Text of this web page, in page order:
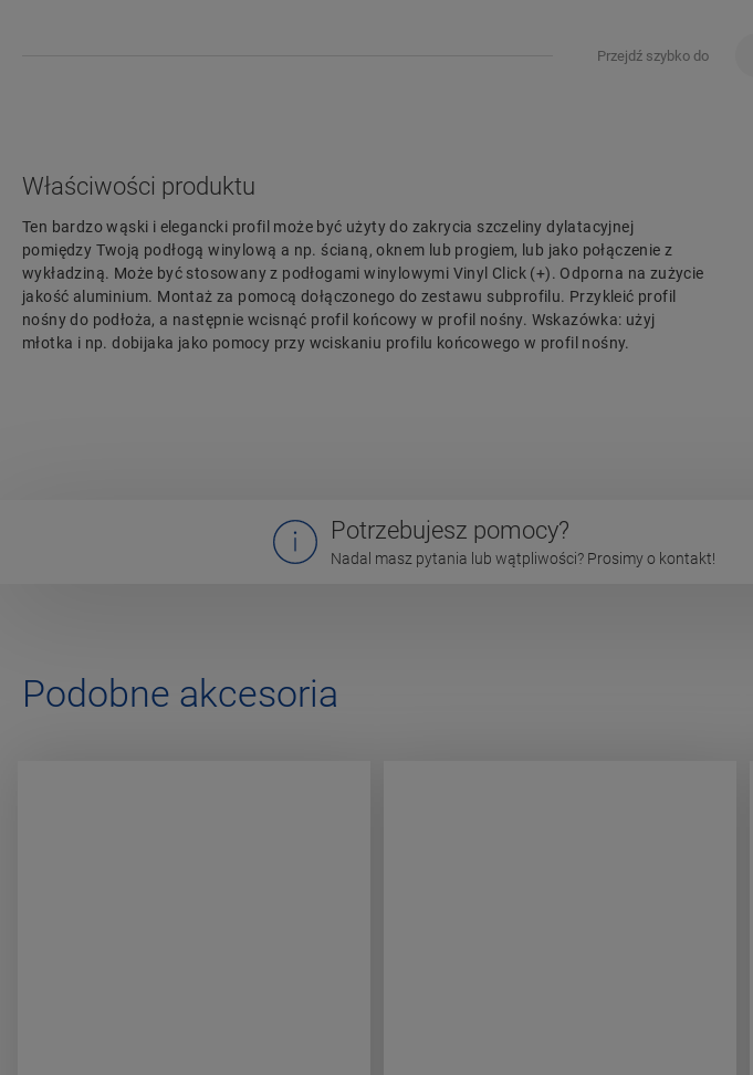
Przejdź szybko do
Właściwości produktu
Ten bardzo wąski i elegancki profil może być użyty do zakrycia szczeliny dylatacyjnej
pomiędzy Twoją podłogą winylową a np. ścianą, oknem lub progiem, lub jako połączenie z
wykładziną. Może być stosowany z podłogami winylowymi Vinyl Click (+). Odporna na zużycie
jakość aluminium. Montaż za pomocą dołączonego do zestawu subprofilu. Przykleić profil
nośny do podłoża, a następnie wcisnąć profil końcowy w profil nośny. Wskazówka: użyj
młotka i np. dobijaka jako pomocy przy wciskaniu profilu końcowego w profil nośny.
Potrzebujesz pomocy?
Nadal masz pytania lub wątpliwości? Prosimy o kontakt!
Podobne akcesoria